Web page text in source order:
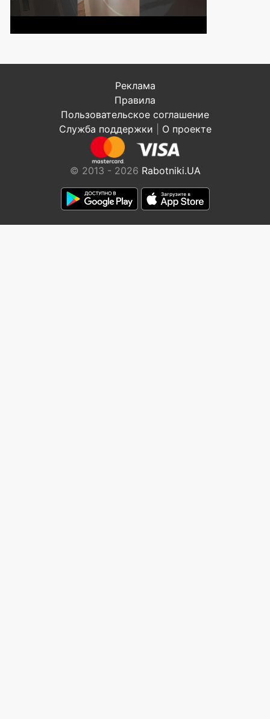
Реклама
Правила
Пользовательское соглашение
Служба поддержки
О проекте
© 2013 - 2026 Rabotniki.UA